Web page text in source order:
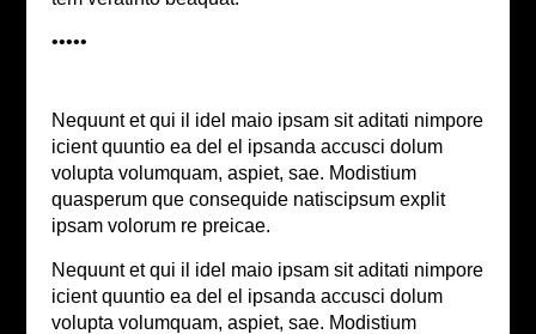
•••••
Nequunt et qui il idel maio ipsam sit aditati nimpore
icient quuntio ea del el ipsanda accusci dolum
volupta volumquam, aspiet, sae. Modistium
quasperum que consequide natiscipsum explit
ipsam volorum re preicae.
Nequunt et qui il idel maio ipsam sit aditati nimpore
icient quuntio ea del el ipsanda accusci dolum
volupta volumquam, aspiet, sae. Modistium